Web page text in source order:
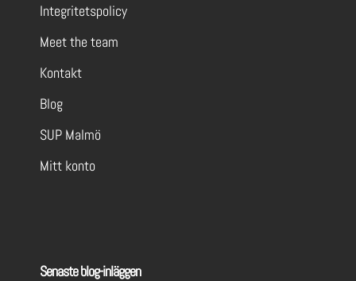
Integritetspolicy
Meet the team
Kontakt
Blog
SUP Malmö
Mitt konto
Senaste blog-inläggen